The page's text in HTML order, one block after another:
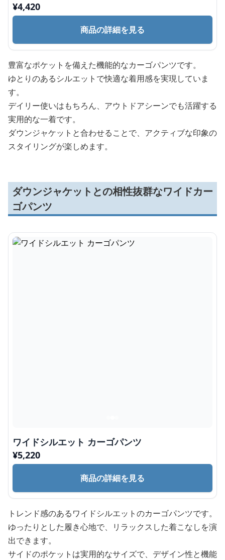
¥4,420
商品の詳細を見る
豊富なポケットを備えた機能的なカーゴパンツです。
ゆとりのあるシルエットで快適な着用感を実現していま
す。
デイリー使いはもちろん、アウトドアシーンでも活躍する
実用的な一着です。
ダウンジャケットと合わせることで、アクティブな印象の
スタイリングが楽しめます。
ダウンジャケットとの相性抜群なワイドカー
ゴパンツ
ワイドシルエット カーゴパンツ
¥5,220
商品の詳細を見る
トレンド感のあるワイドシルエットのカーゴパンツです。
ゆったりとした履き心地で、リラックスした着こなしを演
出できます。
サイドのポケットは実用的なサイズで、デザイン性と機能